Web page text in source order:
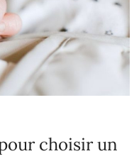
choisir un